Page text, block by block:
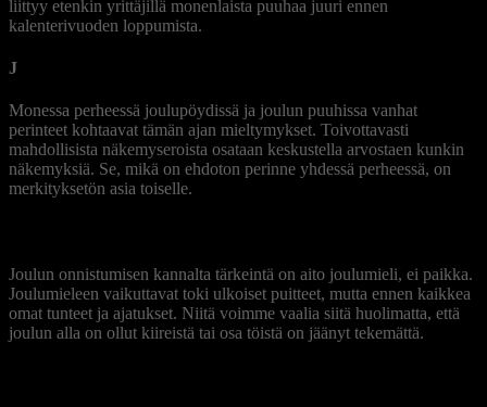
liittyy etenkin yrittäjillä monenlaista puuhaa juuri ennen
kalenterivuoden loppumista.
J
Monessa perheessä joulupöydissä ja joulun puuhissa vanhat
perinteet kohtaavat tämän ajan mieltymykset. Toivottavasti
mahdollisista näkemyseroista osataan keskustella arvostaen kunkin
näkemyksiä. Se, mikä on ehdoton perinne yhdessä perheessä, on
merkityksetön asia toiselle.
Joulun onnistumisen kannalta tärkeintä on aito joulumieli, ei paikka.
Joulumieleen vaikuttavat toki ulkoiset puitteet, mutta ennen kaikkea
omat tunteet ja ajatukset. Niitä voimme vaalia siitä huolimatta, että
joulun alla on ollut kiireistä tai osa töistä on jäänyt tekemättä.